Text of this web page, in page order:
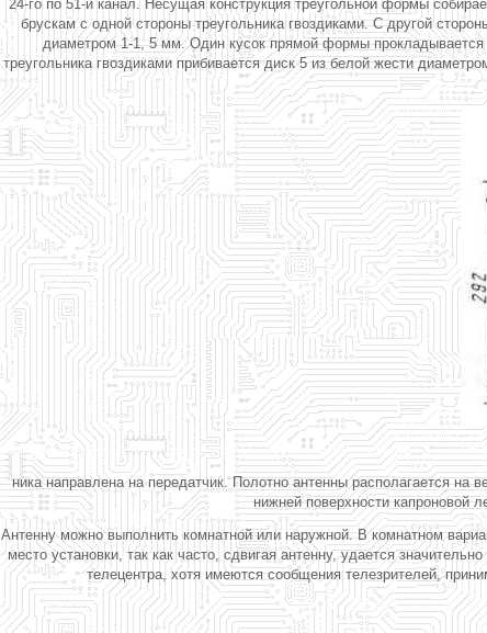
24-го по 51-й канал. Несущая конструкция треугольной формы
брускам с одной стороны треугольника гвоздиками. С другой
диаметром 1-1, 5 мм. Один кусок прямой формы прокладывается
треугольника гвоздиками прибивается диск 5 из белой жести
ника направлена на передатчик. Полотно антенны располагается на
нижней поверхности капроновой
Антенну можно выполнить комнатной или наружной. В комнатном
место установки, так как часто, сдвигая антенну, удается
телецентра, хотя имеются сообщения телезрителей,